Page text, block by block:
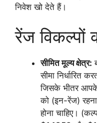
निवेश खो देते हैं।
रेंज विकल्पों
सीमित मूल्य क्षेत्र:
सीमा निर्धारित
जिसके भीतर
को (इन-रेंज)
होना चाहिए।